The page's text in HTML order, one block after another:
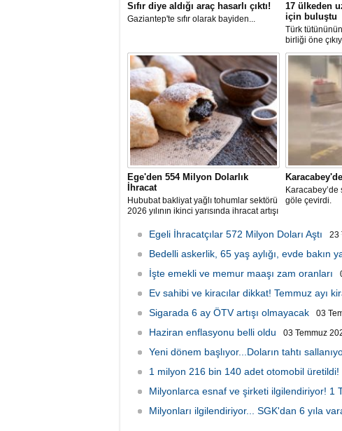
Sıfır diye aldığı araç hasarlı çıktı!
Gaziantep'te sıfır olarak bayiden...
17 ülkeden
için buluştu
Türk
birliği öne
Ege'den 554 Milyon Dolarlık
İhracat
Hububat bakliyat yağlı tohumlar sektörü
2026 yılının ikinci yarısında ihracat artışı
göle çevirdi.
Egeli İhracatçılar 572 Milyon Doları Aştı 23
Bedelli askerlik, 65 yaş aylığı, evde bakın
2026 Cuma 11:10
İşte emekli ve memur maaşı zam oranları
Ev sahibi ve kiracılar dikkat! Temmuz ayı
Sigarada 6 ay ÖTV artışı olmayacak 03
Haziran enflasyonu belli oldu 03 Temmuz
Yeni dönem başlıyor...Doların tahtı
1 milyon 216 bin 140 adet otomobil üretildi!
Milyonlarca esnaf ve şirketi ilgilendiriyor! 1
Milyonları ilgilendiriyor... SGK'dan 6 yıla